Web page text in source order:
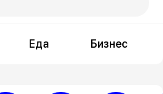
Еда Бизнес